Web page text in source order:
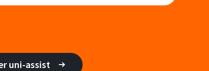
uni-assist